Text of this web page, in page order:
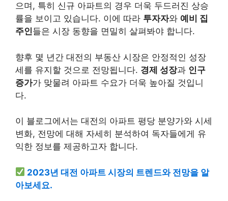
으며, 특히 신규 아파트의 경우 더욱 두드러진 상승
률을 보이고 있습니다. 이에 따라 투자자와 예비 집
주인들은 시장 동향을 면밀히 살펴봐야 합니다.
향후 몇 년간 대전의 부동산 시장은 안정적인 성장
세를 유지할 것으로 전망됩니다. 경제 성장과 인구
증가가 맞물려 아파트 수요가 더욱 높아질 것입니
다.
이 블로그에서는 대전의 아파트 평당 분양가와 시세
변화, 전망에 대해 자세히 분석하여 독자들에게 유
익한 정보를 제공하고자 합니다.
2023년 대전 아파트 시장의 트렌드와 전망을 알
아보세요.